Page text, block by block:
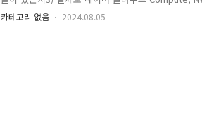
수 있습니다. 해당 교육은클라우드 서비스는 어렴풋
참여하여 클라우드 서비스를 경험해볼 수 있습니다
스 소개- 네이버 클라우드 플랫폼 Network 서비스
카테고리 없음 2024.08.05